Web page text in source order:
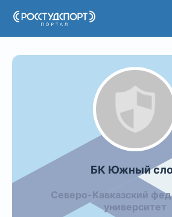
Порталстуденческого спорта
БК Южный
Северо-Кавказский
университет